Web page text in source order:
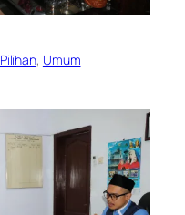
, Umum